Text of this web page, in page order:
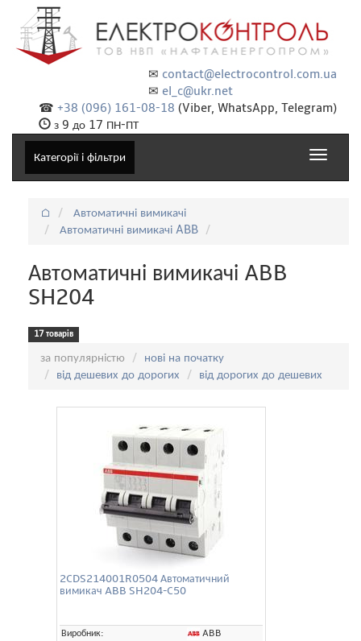
✉ contact@electrocontrol.com.ua
✉ el_c@ukr.net
☎ +38 (096) 161-08-18 (Viber, WhatsApp, Telegram)
з 9 до 17 ПН-ПТ
Категорії і фільтри
Toggle
⌂
Автоматичні вимикачі
Автоматичні вимикачі ABB
Автоматичні вимикачі ABB
SH204
17 товарів
за популярністю
нові на початку
від дешевих до дорогих
від дорогих до дешевих
2CDS214001R0504 Автоматичний
вимикач ABB SH204-C50
Виробник:
ABB